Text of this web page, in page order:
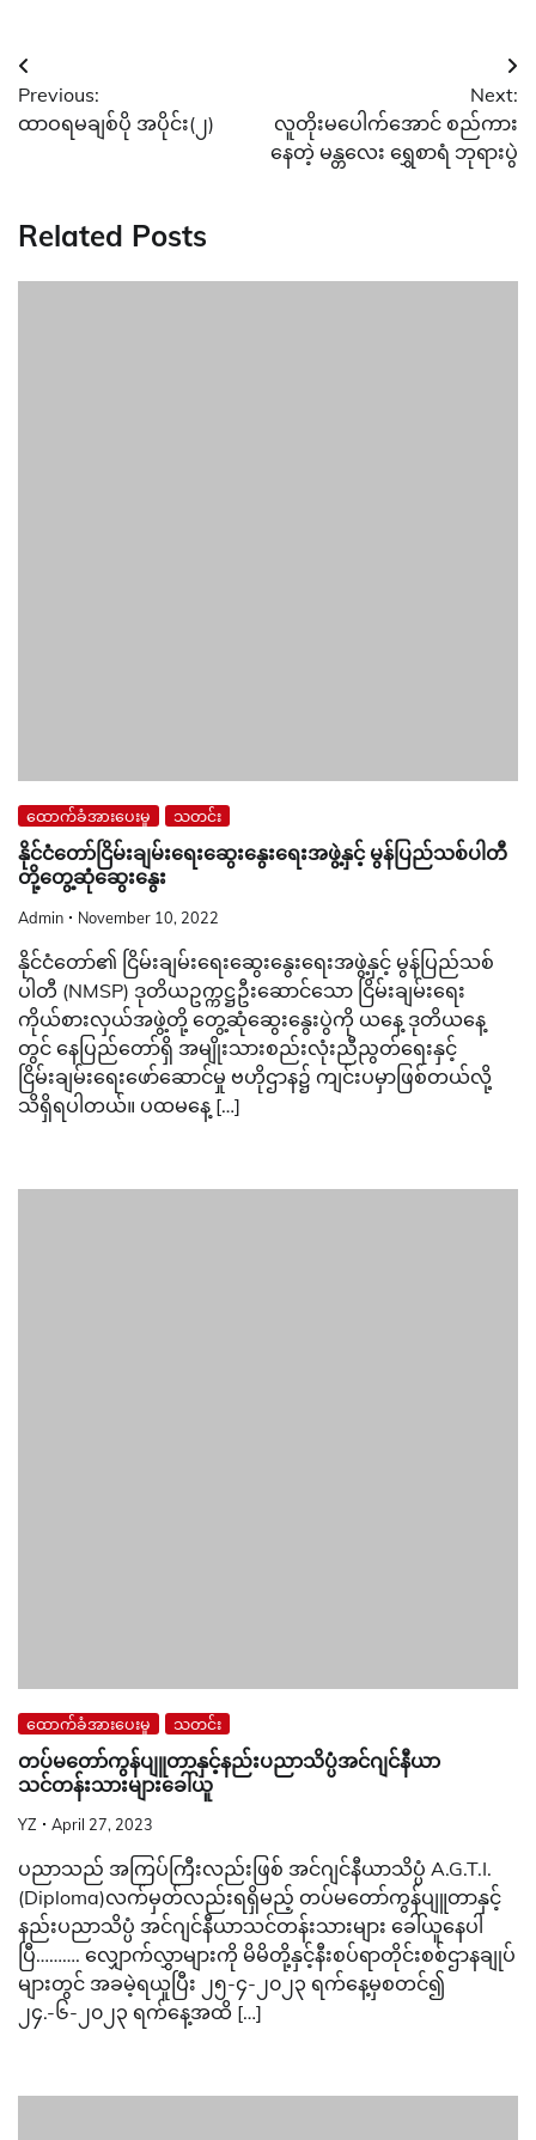
Post
navigation
Previous:
ထာဝရမချစ်ပို အပိုင်း(၂)
Next:
လူတိုးမပေါက်အောင် စည်ကား
နေတဲ့ မန္တလေး ရွှေစာရံ ဘုရားပွဲ
Related Posts
ထောက်ခံအားပေးမှု သတင်း
နိုင်ငံတော်ငြိမ်းချမ်းရေးဆွေးနွေးရေးအဖွဲ့နှင့် မွန်ပြည်သစ်ပါတီ
တို့တွေ့ဆုံဆွေးနွေး
Admin November 10, 2022
နိုင်ငံတော်၏ ငြိမ်းချမ်းရေးဆွေးနွေးရေးအဖွဲ့နှင့် မွန်ပြည်သစ်
ပါတီ (NMSP) ဒုတိယဥက္ကဋ္ဌဦးဆောင်သော ငြိမ်းချမ်းရေး
ကိုယ်စားလှယ်အဖွဲ့တို့ တွေ့ဆုံဆွေးနွေးပွဲကို ယနေ့ ဒုတိယနေ့
တွင် နေပြည်တော်ရှိ အမျိုးသားစည်းလုံးညီညွတ်ရေးနှင့်
ငြိမ်းချမ်းရေးဖော်ဆောင်မှု ဗဟိုဌာန၌ ကျင်းပမှာဖြစ်တယ်လို့
သိရှိရပါတယ်။ ပထမနေ့ […]
ထောက်ခံအားပေးမှု သတင်း
တပ်မတော်ကွန်ပျူတာနှင့်နည်းပညာသိပ္ပံအင်ဂျင်နီယာ
သင်တန်းသားများခေါ်ယူ
YZ April 27, 2023
ပညာသည် အကြပ်ကြီးလည်းဖြစ် အင်ဂျင်နီယာသိပ္ပံ A.G.T.I.
(Diploma)လက်မှတ်လည်းရရှိမည့် တပ်မတော်ကွန်ပျူတာနှင့်
နည်းပညာသိပ္ပံ အင်ဂျင်နီယာသင်တန်းသားများ ခေါ်ယူနေပါ
ပြီ………. လျှောက်လွှာများကို မိမိတို့နှင့်နီးစပ်ရာတိုင်းစစ်ဌာနချုပ်
များတွင် အခမဲ့ရယူပြီး ၂၅-၄-၂၀၂၃ ရက်နေ့မှစတင်၍
၂၄.-၆-၂၀၂၃ ရက်နေ့အထိ […]